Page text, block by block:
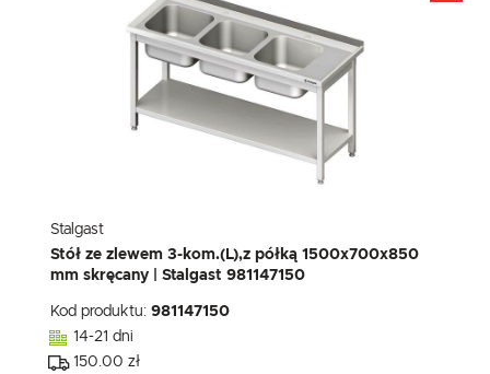
Stalgast
Stół ze zlewem 3-kom.(L),z półką 1500x700x850
mm skręcany | Stalgast 981147150
Kod produktu: 981147150
14-21 dni
150.00 zł